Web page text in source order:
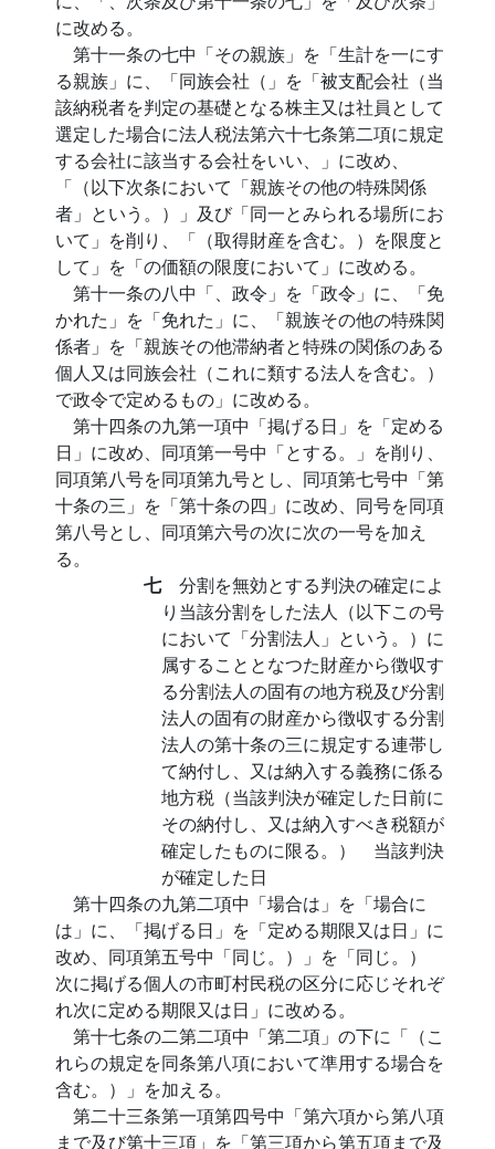
に改める。
第十一条の七中「その親族」を「生計を一にす
る親族」に、「同族会社（」を「被支配会社（当
該納税者を判定の基礎となる株主又は社員として
選定した場合に法人税法第六十七条第二項に規定
する会社に該当する会社をいい、」に改め、
「（以下次条において「親族その他の特殊関係
者」という。）」及び「同一とみられる場所にお
いて」を削り、「（取得財産を含む。）を限度と
して」を「の価額の限度において」に改める。
第十一条の八中「、政令」を「政令」に、「免
かれた」を「免れた」に、「親族その他の特殊関
係者」を「親族その他滞納者と特殊の関係のある
個人又は同族会社（これに類する法人を含む。）
で政令で定めるもの」に改める。
第十四条の九第一項中「掲げる日」を「定める
日」に改め、同項第一号中「とする。」を削り、
同項第八号を同項第九号とし、同項第七号中「第
十条の三」を「第十条の四」に改め、同号を同項
第八号とし、同項第六号の次に次の一号を加え
る。
七 分割を無効とする判決の確定によ
り当該分割をした法人（以下この号
において「分割法人」という。）に
属することとなつた財産から徴収す
る分割法人の固有の地方税及び分割
法人の固有の財産から徴収する分割
法人の第十条の三に規定する連帯し
て納付し、又は納入する義務に係る
地方税（当該判決が確定した日前に
その納付し、又は納入すべき税額が
確定したものに限る。） 当該判決
が確定した日
第十四条の九第二項中「場合は」を「場合に
は」に、「掲げる日」を「定める期限又は日」に
改め、同項第五号中「同じ。）」を「同じ。）
次に掲げる個人の市町村民税の区分に応じそれぞ
れ次に定める期限又は日」に改める。
第十七条の二第二項中「第二項」の下に「（こ
れらの規定を同条第八項において準用する場合を
含む。）」を加える。
第二十三条第一項第四号中「第六項から第八項
まで及び第十三項」を「第三項から第五項まで及